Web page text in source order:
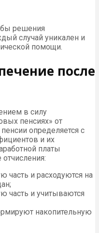
решения
случай уникален и
помощи.
после
в силу
пенсиях» от
определяется с
и их
платы
отчисления:
часть и расходуются на
часть и учитываются
накопительную